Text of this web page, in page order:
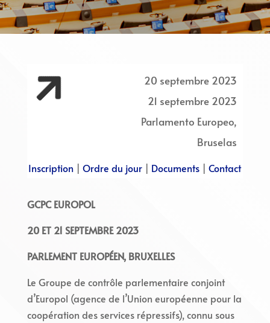

20 septembre 2023
21 septembre 2023
Parlamento Europeo,
Bruselas
Inscription |Ordre du jour | Documents |Contact
GCPC EUROPOL
20 ET 21 SEPTEMBRE 2023
PARLEMENT EUROPÉEN, BRUXELLES
Le Groupe de contrôle parlementaire conjoint
d’Europol (agence de l’Union européenne pour la
coopération des services répressifs), connu sous